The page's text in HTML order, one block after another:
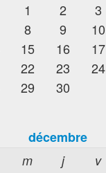
1 2 3
8 9 10
15 16 17
22 23 24
29 30
décembre
m j v